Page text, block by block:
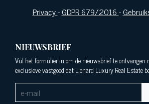
Privacy-GDPR 679/2016-
NIEUWSBRIEF
Vul het formulier in om de nieuwsbrief te ontvangen
exclusieve vastgoed dat Lionard Luxury Real Estate